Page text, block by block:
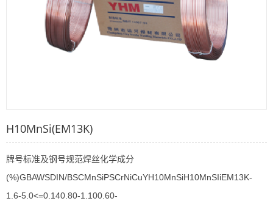
H10MnSi(EM13K)
牌号标准及钢号规范焊丝化学成分
(%)GBAWSDIN/BSCMnSiPSCrNiCuYH10MnSiH10MnSIiEM13K-
1.6-5.0<=0.140.80-1.100.60-